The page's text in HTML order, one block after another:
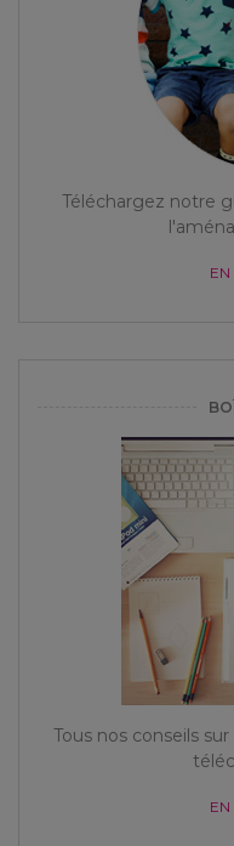
Téléchargez notre
Tous nos conseils